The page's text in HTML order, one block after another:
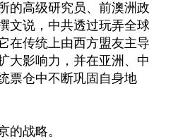
的高级研究员、前澳洲政
文说，中共透过玩弄全球
在传统上由西方盟友主导
大影响力，并在亚洲、中
票仓中不断巩固自身地
的战略。